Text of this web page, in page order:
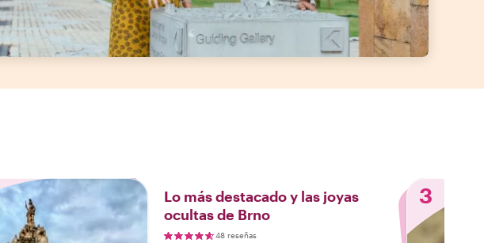
Lo más destacado y las joyas
ocultas de Brno
48 reseñas
3